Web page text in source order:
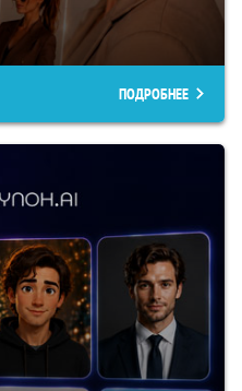
ПОДРОБНЕЕ